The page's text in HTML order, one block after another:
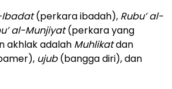
Ibadat(perkara ibadah), Rubu’ al-
al-Munjiyat(perkara yang
akhlak adalah Muhlikatdan
ujub(bangga diri), dan